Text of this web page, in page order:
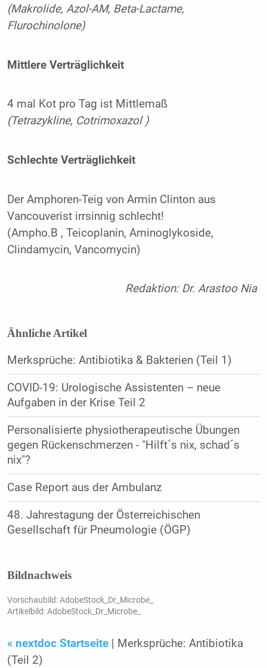
(Makrolide, Azol-AM, Beta-Lactame,
Flurochinolone)
Mittlere Verträglichkeit
4 mal Kot pro Tag ist Mittlemaß
(Tetrazykline, Cotrimoxazol )
Schlechte Verträglichkeit
Der Amphoren-Teig von Armin Clinton aus
Vancouverist irrsinnig schlecht!
(Ampho.B , Teicoplanin, Aminoglykoside,
Clindamycin, Vancomycin)
Redaktion: Dr. Arastoo Nia
Ähnliche Artikel
Merksprüche: Antibiotika & Bakterien (Teil 1)
COVID-19: Urologische Assistenten – neue
Aufgaben in der Krise Teil 2
Personalisierte physiotherapeutische Übungen
gegen Rückenschmerzen - "Hilft´s nix, schad´s
nix"?
Case Report aus der Ambulanz
48. Jahrestagung der Österreichischen
Gesellschaft für Pneumologie (ÖGP)
Bildnachweis
Vorschaubild: AdobeStock_Dr_Microbe_
Artikelbild: AdobeStock_Dr_Microbe_
« nextdoc Startseite
| Merksprüche: Antibiotika
(Teil 2)